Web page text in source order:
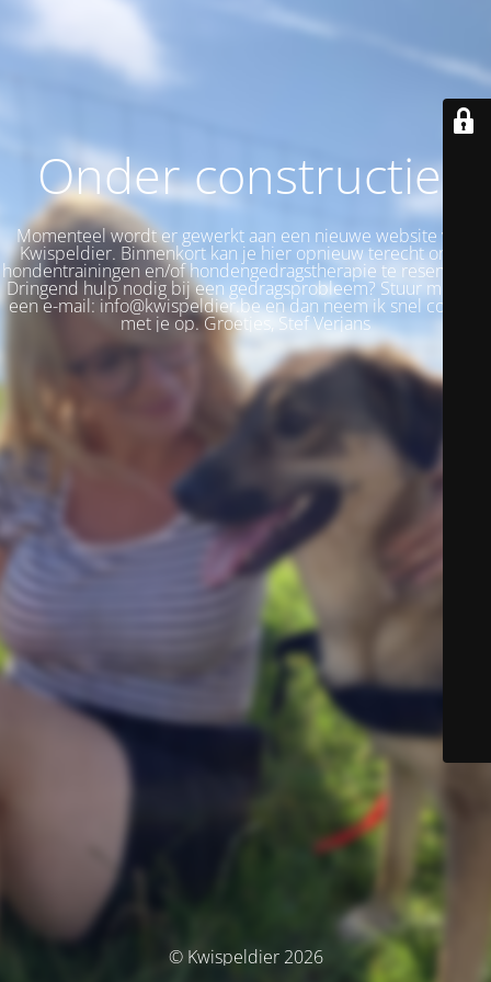
Onder constructie!
Momenteel wordt er gewerkt aan een nieuwe website voor
Kwispeldier. Binnenkort kan je hier opnieuw terecht om je
hondentrainingen en/of hondengedragstherapie te reserveren.
Dringend hulp nodig bij een gedragsprobleem? Stuur me dan
een e-mail: info@kwispeldier.be en dan neem ik snel contact
met je op. Groetjes, Stef Verjans
© Kwispeldier 2026